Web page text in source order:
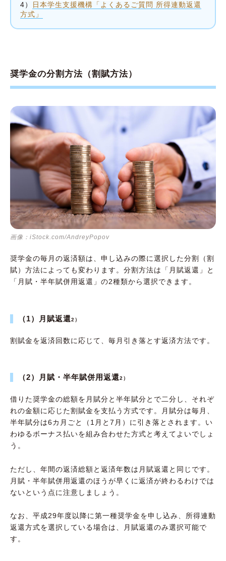
4）
日本学生支援機構「よくあるご質問 所得連動返還
方式」
奨学金の分割方法（割賦方法）
画像：iStock.com/AndreyPopov
奨学金の毎月の返済額は、申し込みの際に選択した分割（割
賦）方法によっても変わります。分割方法は「月賦返還」と
「月賦・半年賦併用返還」の2種類から選択できます。
（1）月賦返還2）
割賦金を返済回数に応じて、毎月引き落とす返済方法です。
（2）月賦・半年賦併用返還2）
借りた奨学金の総額を月賦分と半年賦分とで二分し、それぞ
れの金額に応じた割賦金を支払う方式です。月賦分は毎月、
半年賦分は6カ月ごと（1月と7月）に引き落とされます。い
わゆるボーナス払いを組み合わせた方式と考えてよいでしょ
う。
ただし、年間の返済総額と返済年数は月賦返還と同じです。
月賦・半年賦併用返還のほうが早くに返済が終わるわけでは
ないという点に注意しましょう。
なお、平成29年度以降に第一種奨学金を申し込み、所得連動
返還方式を選択している場合は、月賦返還のみ選択可能で
す。